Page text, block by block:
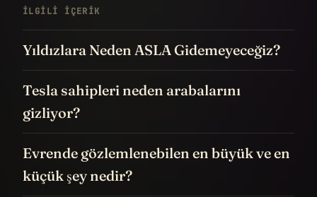
İLGILI IÇERIK
Yıldızlara Neden ASLA Gidemeyeceğiz?
Tesla sahipleri neden arabalarını
gizliyor?
Evrende gözlemlenebilen en büyük ve en
küçük şey nedir?